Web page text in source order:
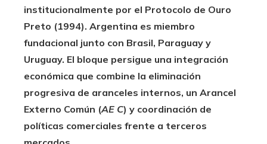
institucionalmente por el Protocolo de Ouro
Preto (1994). Argentina es miembro
fundacional junto con Brasil, Paraguay y
Uruguay. El bloque persigue una integración
económica que combine la eliminación
progresiva de aranceles internos, un Arancel
Externo Común (AE C) y coordinación de
políticas comerciales frente a terceros